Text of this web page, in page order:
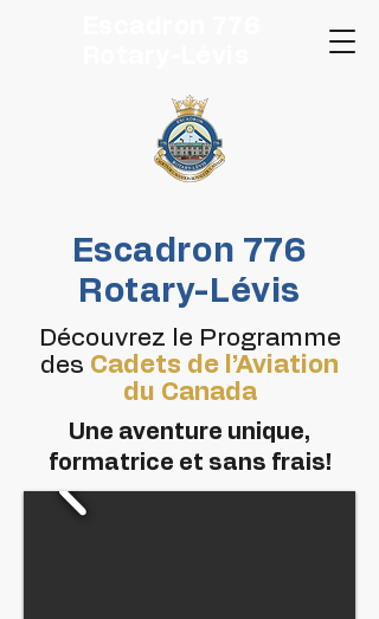
Escadron 776
Rotary-Lévis
Découvrez le Programme
des Cadets de l’Aviation
du Canada
Une aventure unique,
formatrice et sans frais!